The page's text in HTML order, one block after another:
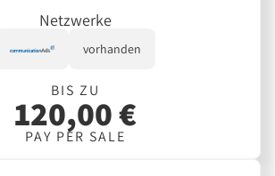
Netzwerke
vorhanden
BIS ZU
120,00 €
PAY PER SALE